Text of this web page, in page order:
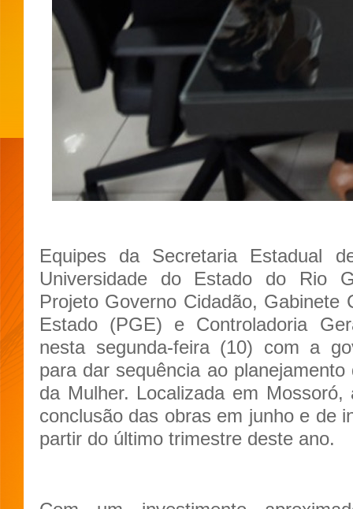
Equipes da Secretaria Estadual
Universidade do Estado do Rio
Projeto Governo Cidadão, Gabinete
Estado (PGE) e Controladoria
nesta segunda-feira (10) com a
para dar sequência ao
da Mulher. Localizada em
conclusão das obras em junho e de
partir do último trimestre deste ano.